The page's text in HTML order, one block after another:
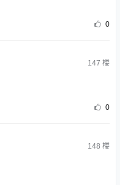
0
147 楼
0
148 楼